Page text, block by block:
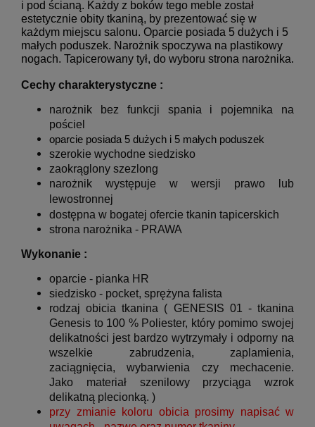
i pod ścianą. Każdy z boków tego meble został
estetycznie obity tkaniną, by prezentować się w
każdym miejscu salonu. Oparcie posiada 5 dużych i 5
małych poduszek. Narożnik spoczywa na plastikowy
nogach. Tapicerowany tył, do wyboru strona narożnika.
Cechy charakterystyczne :
narożnik bez funkcji spania i pojemnika na
pościel
oparcie posiada 5 dużych i 5 małych poduszek
szerokie wychodne siedzisko
zaokrąglony szezlong
narożnik występuje w wersji prawo lub
lewostronnej
dostępna w bogatej ofercie tkanin tapicerskich
strona narożnika - PRAWA
Wykonanie :
oparcie - pianka HR
siedzisko - pocket, sprężyna falista
rodzaj obicia tkanina ( GENESIS 01 - tkanina
Genesis to 100 % Poliester, który pomimo swojej
delikatności jest bardzo wytrzymały i odporny na
wszelkie zabrudzenia, zaplamienia,
zaciągnięcia, wybarwienia czy mechacenie.
Jako materiał szenilowy przyciąga wzrok
delikatną plecionką. )
przy zmianie koloru obicia prosimy napisać w